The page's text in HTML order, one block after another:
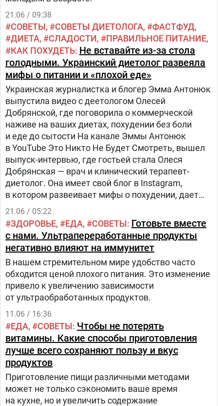
21.06 / 09:38
СОВЕТЫ СОВЕТЫ ДИЕТОЛОГА
ФАСТФУД
ДИЕТА
СЛАДОСТИ
ПРАВИЛЬНОЕ ПИТАНИЕ
КАК ПОХУДЕТЬ Не вставайте из-за стола
голодными. Украинский диетолог развеяла
мифы о питании и «плохой еде»
Украинская журналистка и блогер Эмма Антонюк
выпустила видео с деетологом Олесей
Добрянской, где поговорила о коммерческой
наживе на ваших диетах, похудении без боли
и еде до сытости На канале Эммы Антонюк
в YouTube Это Никто Не Будет Смотреть, вышел
выпуск-интервью, где гостьей стала Олеся
Добрянская — врач и клинический терапевт-
диетолог. Она имеет свой блог в Instagram,
в котором развеивает мифы о похудении, дает
советы по здоровому питанию и делится
собственным и профессиональным
опытом.В новом выпуске автор и ведущая
интересовалась различными вопросами
по питанию и отношению к еде, которые
беспокоят ее саму и часто звучат в сети. Поэтому,
Эмма задала вопрос: «Из-за стола надо вставать
немного голодным?» Ответом диетолога было
однозначное «Нет».
21.06 / 05:22
ЗДОРОВЬЕ ЕДА СОВЕТЫ Готовьте вместе
с нами. Ультрапереработанные продукты
негативно влияют на иммунитет
В нашем стремительном мире удобство часто
обходится ценой плохого питания. Это изменение
привело к увеличению зависимости
от ультраобработанных продуктов.
11.06 / 16:36
ЕДА СОВЕТЫ Чтобы не потерять
витамины. Какие способы приготовления
лучше всего сохраняют пользу и вкус
продуктов
Приготовление пищи различными методами
может не только сэкономить ваше время
на кухне, но и увеличить содержание